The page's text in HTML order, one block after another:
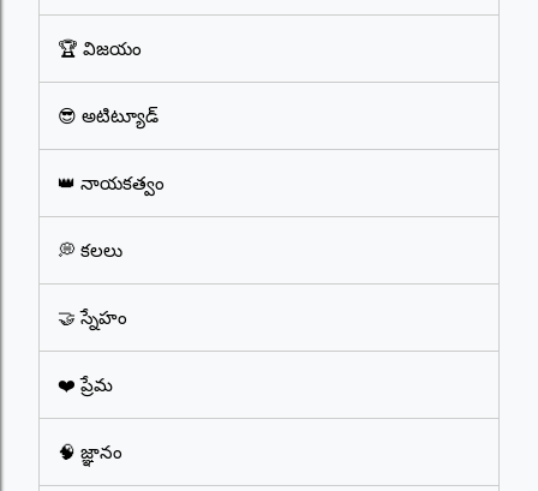
🏆 విజయం
😎 అటిట్యూడ్
👑 నాయకత్వం
💭 కలలు
🤝 స్నేహం
❤️ ప్రేమ
🧠 జ్ఞానం